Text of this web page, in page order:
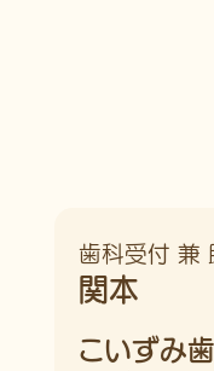
歯科受付 兼
関本
こいずみ